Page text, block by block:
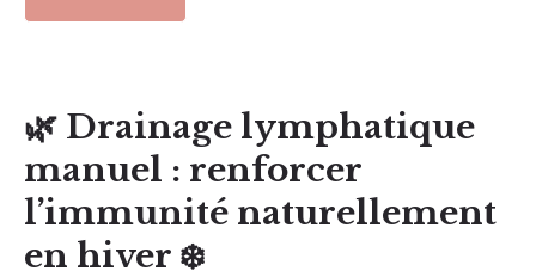
🌿 Drainage lymphatique
manuel : renforcer
l’immunité naturellement
en hiver ❄️